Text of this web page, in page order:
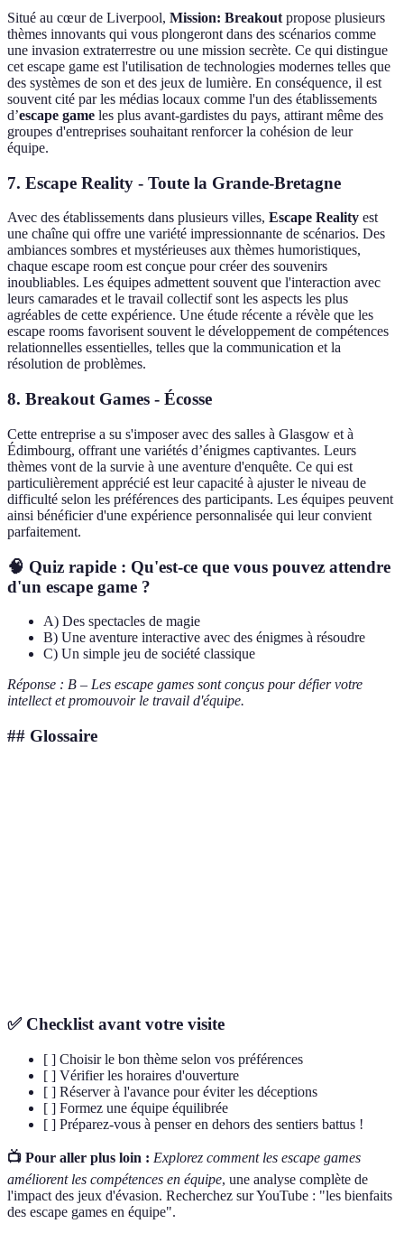
Situé au cœur de Liverpool, Mission: Breakout propose plusieurs
thèmes innovants qui vous plongeront dans des scénarios comme
une invasion extraterrestre ou une mission secrète. Ce qui distingue
cet escape game est l'utilisation de technologies modernes telles que
des systèmes de son et des jeux de lumière. En conséquence, il est
souvent cité par les médias locaux comme l'un des établissements
d’escape game les plus avant-gardistes du pays, attirant même des
groupes d'entreprises souhaitant renforcer la cohésion de leur
équipe.
7. Escape Reality - Toute la Grande-Bretagne
Avec des établissements dans plusieurs villes, Escape Reality est
une chaîne qui offre une variété impressionnante de scénarios. Des
ambiances sombres et mystérieuses aux thèmes humoristiques,
chaque escape room est conçue pour créer des souvenirs
inoubliables. Les équipes admettent souvent que l'interaction avec
leurs camarades et le travail collectif sont les aspects les plus
agréables de cette expérience. Une étude récente a révèle que les
escape rooms favorisent souvent le développement de compétences
relationnelles essentielles, telles que la communication et la
résolution de problèmes.
8. Breakout Games - Écosse
Cette entreprise a su s'imposer avec des salles à Glasgow et à
Édimbourg, offrant une variétés d’énigmes captivantes. Leurs
thèmes vont de la survie à une aventure d'enquête. Ce qui est
particulièrement apprécié est leur capacité à ajuster le niveau de
difficulté selon les préférences des participants. Les équipes peuvent
ainsi bénéficier d'une expérience personnalisée qui leur convient
parfaitement.
🧠 Quiz rapide : Qu'est-ce que vous pouvez attendre
d'un escape game ?
A) Des spectacles de magie
B) Une aventure interactive avec des énigmes à résoudre
C) Un simple jeu de société classique
Réponse : B – Les escape games sont conçus pour défier votre
intellect et promouvoir le travail d'équipe.
## Glossaire
✅ Checklist avant votre visite
[ ] Choisir le bon thème selon vos préférences
[ ] Vérifier les horaires d'ouverture
[ ] Réserver à l'avance pour éviter les déceptions
[ ] Formez une équipe équilibrée
[ ] Préparez-vous à penser en dehors des sentiers battus !
📺 Pour aller plus loin : Explorez comment les escape games
améliorent les compétences en équipe, une analyse complète de
l'impact des jeux d'évasion. Recherchez sur YouTube : "les bienfaits
des escape games en équipe".